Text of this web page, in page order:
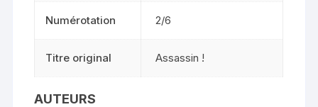
Numérotation 2/6
Titre original Assassin !
AUTEURS